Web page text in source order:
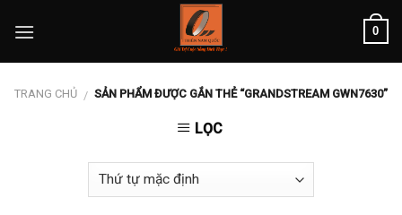
0
TRANG CHỦ / SẢN PHẨM ĐƯỢC GẮN THẺ “GRANDSTREAM GWN7630”
LỌC